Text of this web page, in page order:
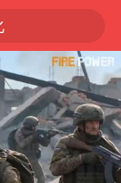
海
四川宜宾5.5级地震后余震为何不断
2026年7月份居民消费价格同比上涨0.5%
浙江海域将现5到8米巨浪到狂浪